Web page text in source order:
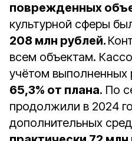
поврежденных
культурной сферы
208 млн рублей.
всем объектам.
учётом выполненных
65,3% от плана. По
продолжили в 2024
дополнительных